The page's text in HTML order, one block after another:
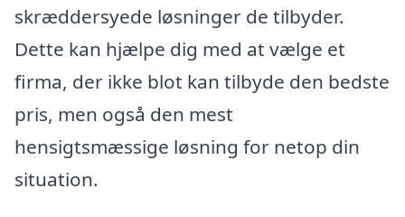
skræddersyede løsninger de tilbyder.
Dette kan hjælpe dig med at vælge et
firma, der ikke blot kan tilbyde den bedste
pris, men også den mest
hensigtsmæssige løsning for netop din
situation.